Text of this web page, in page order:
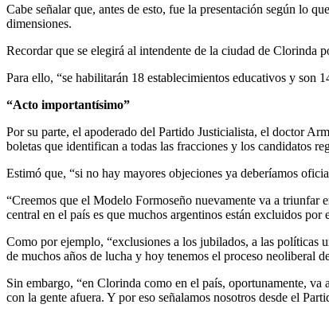
Cabe señalar que, antes de esto, fue la presentación según lo
dimensiones.
Recordar que se elegirá al intendente de la ciudad de Clorinda
Para ello, “se habilitarán 18 establecimientos educativos y son
“Acto importantísimo”
Por su parte, el apoderado del Partido Justicialista, el doctor
boletas que identifican a todas las fracciones y los candidatos
Estimó que, “si no hay mayores objeciones ya deberíamos
“Creemos que el Modelo Formoseño nuevamente va a triunfar
central en el país es que muchos argentinos están excluidos
Como por ejemplo, “exclusiones a los jubilados, a las políticas
de muchos años de lucha y hoy tenemos el proceso neoliberal
Sin embargo, “en Clorinda como en el país, oportunamente,
con la gente afuera. Y por eso señalamos nosotros desde el